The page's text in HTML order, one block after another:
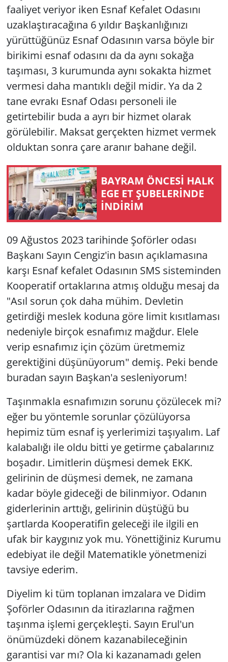
faaliyet veriyor iken Esnaf Kefalet Odasını
uzaklaştıracağına 6 yıldır Başkanlığınızı
yürüttüğünüz Esnaf Odasının varsa böyle bir
birikimi esnaf odasını da da aynı sokağa
taşıması, 3 kurumunda aynı sokakta hizmet
vermesi daha mantıklı değil midir. Ya da 2
tane evrakı Esnaf Odası personeli ile
getirtebilir buda a ayrı bir hizmet olarak
görülebilir. Maksat gerçekten hizmet vermek
olduktan sonra çare aranır bahane değil.
BAYRAM ÖNCESİ HALK
EGE ET ŞUBELERİNDE
İNDİRİM
09 Ağustos 2023 tarihinde Şoförler odası
Başkanı Sayın Cengiz'in basın açıklamasına
karşı Esnaf kefalet Odasının SMS sisteminden
Kooperatif ortaklarına atmış olduğu mesaj da
"Asıl sorun çok daha mühim. Devletin
getirdiği meslek koduna göre limit kısıtlaması
nedeniyle birçok esnafımız mağdur. Elele
verip esnafımız için çözüm üretmemiz
gerektiğini düşünüyorum" demiş. Peki bende
buradan sayın Başkan'a sesleniyorum!
Taşınmakla esnafımızın sorunu çözülecek mi?
eğer bu yöntemle sorunlar çözülüyorsa
hepimiz tüm esnaf iş yerlerimizi taşıyalım. Laf
kalabalığı ile oldu bitti ye getirme çabalarınız
boşadır. Limitlerin düşmesi demek EKK.
gelirinin de düşmesi demek, ne zamana
kadar böyle gideceği de bilinmiyor. Odanın
giderlerinin arttığı, gelirinin düştüğü bu
şartlarda Kooperatifin geleceği ile ilgili en
ufak bir kaygınız yok mu. Yönettiğiniz Kurumu
edebiyat ile değil Matematikle yönetmenizi
tavsiye ederim.
Diyelim ki tüm toplanan imzalara ve Didim
Şoförler Odasının da itirazlarına rağmen
taşınma işlemi gerçekleşti. Sayın Erul'un
önümüzdeki dönem kazanabileceğinin
garantisi var mı? Ola ki kazanamadı gelen